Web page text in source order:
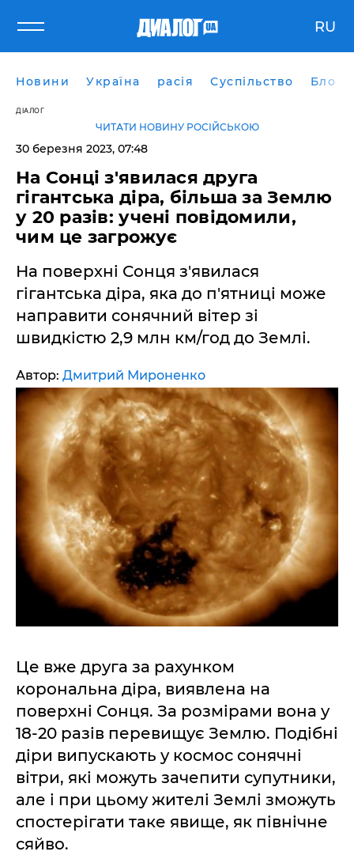
RU
Новини Україна расія Суспільство Блоги
ДІАЛОГ
ЧИТАТИ НОВИНУ РОСІЙСЬКОЮ
30 березня 2023, 07:48
На Сонці з'явилася друга
гігантська діра, більша за Землю
у 20 разів: учені повідомили,
чим це загрожує
На поверхні Сонця з'явилася
гігантська діра, яка до п'ятниці може
направити сонячний вітер зі
швидкістю 2,9 млн км/год до Землі.
Автор: Дмитрий Мироненко
Це вже друга за рахунком
корональна діра, виявлена на
поверхні Сонця. За розмірами вона у
18-20 разів перевищує Землю. Подібні
діри випускають у космос сонячні
вітри, які можуть зачепити супутники,
але і при цьому жителі Землі зможуть
спостерігати таке явище, як північне
сяйво.